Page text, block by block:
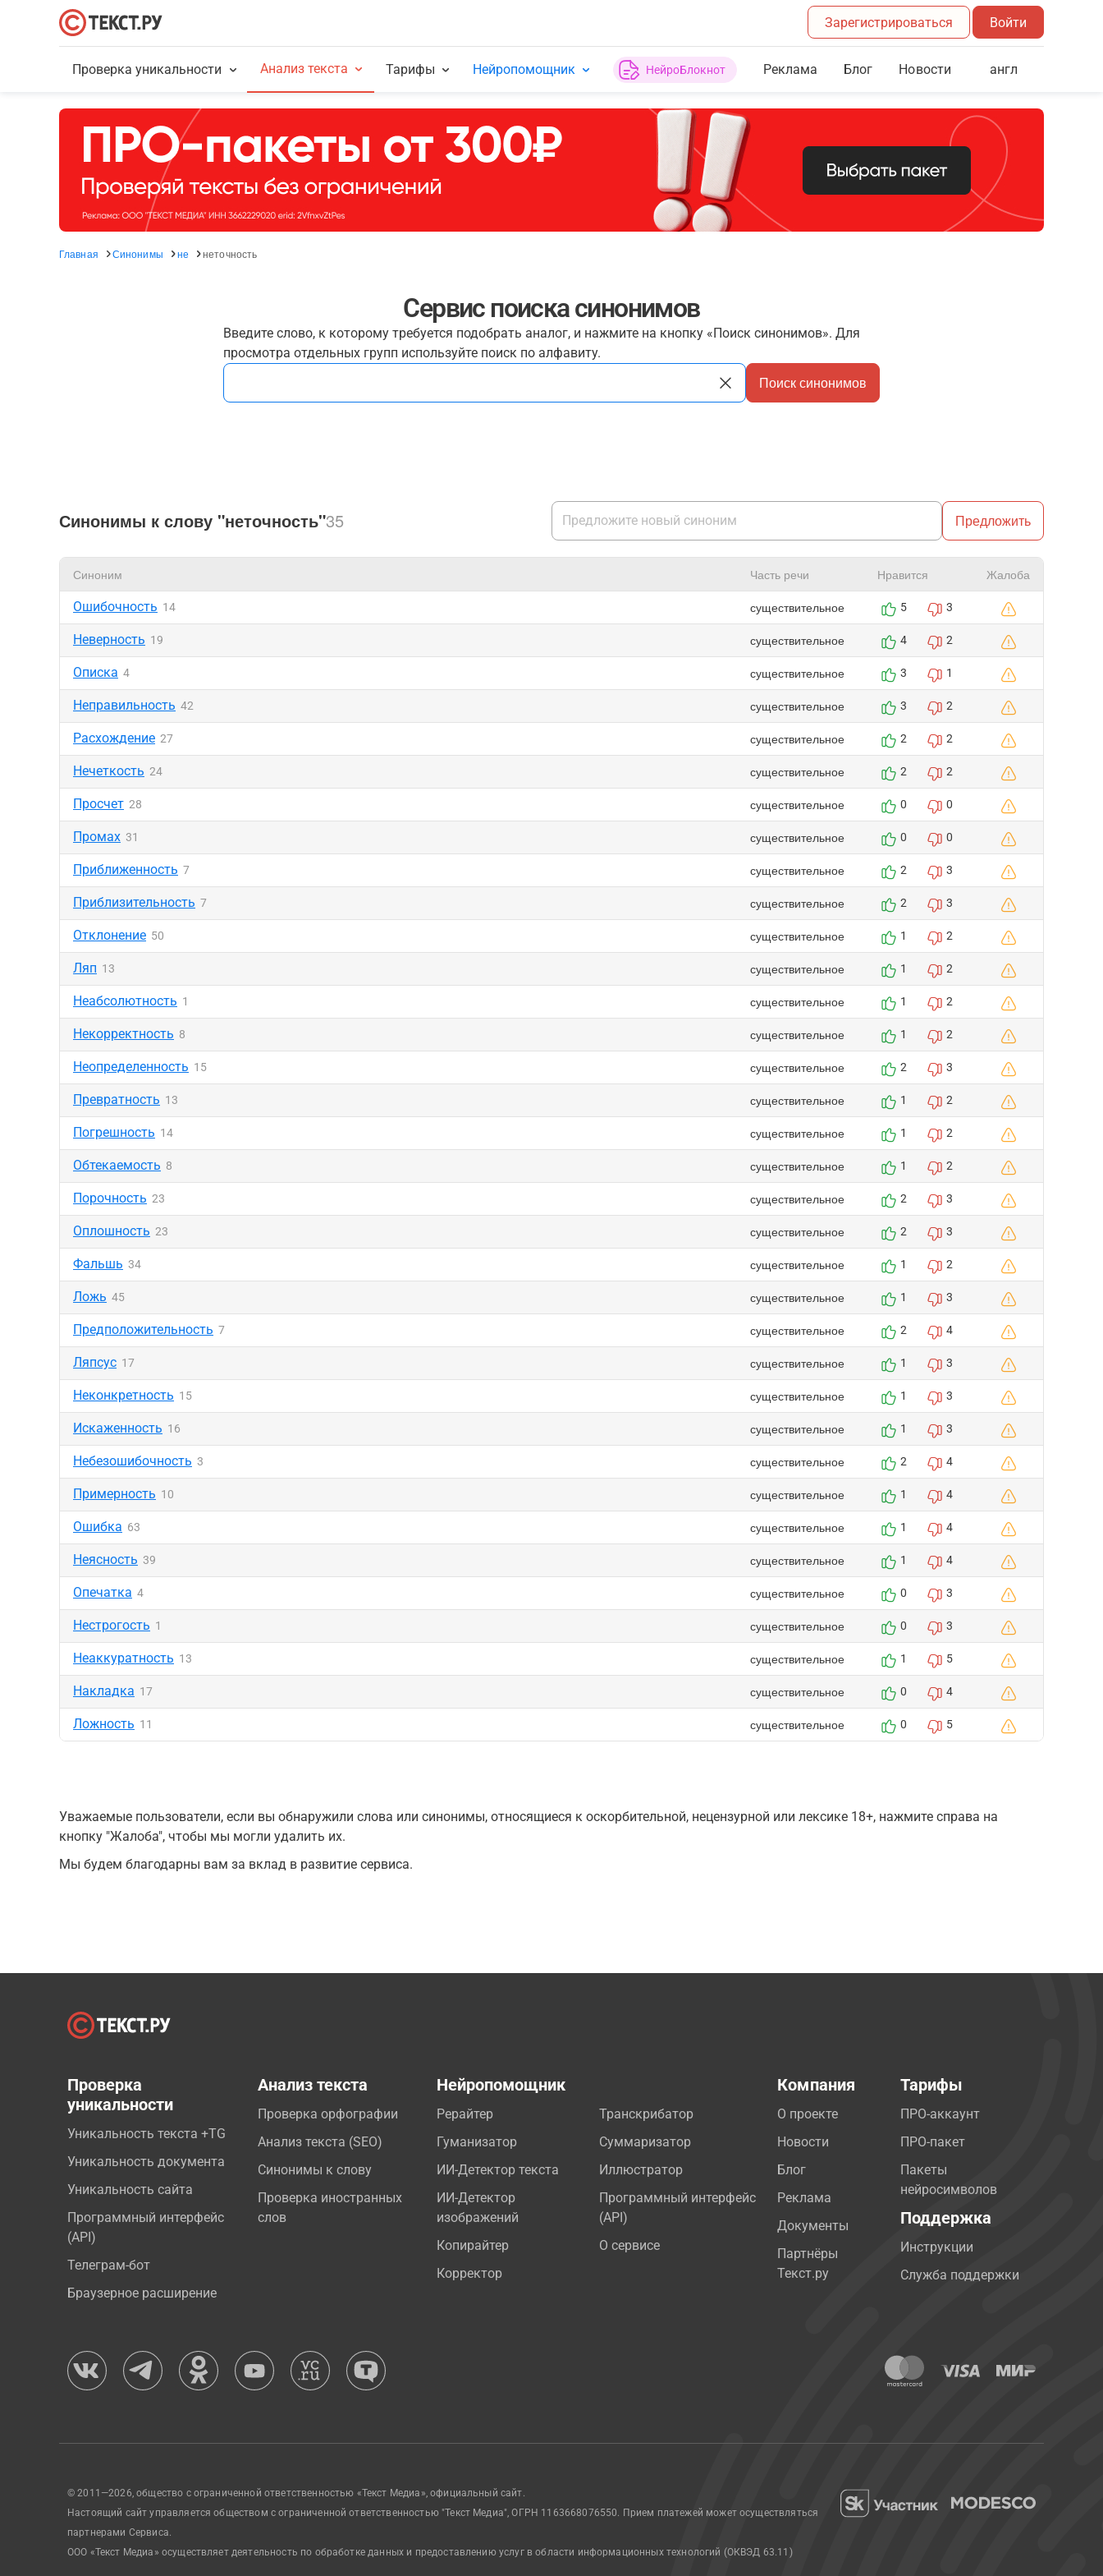
Зарегистрироваться Войти
Проверка уникальности Анализ текста Тарифы Нейропомощник НейроБлокнот Реклама Блог Новости англ
Главная Синонимы не неточность
Сервис поиска синонимов
Введите слово, к которому требуется подобрать аналог, и нажмите на кнопку «Поиск синонимов». Для
просмотра отдельных групп используйте поиск по алфавиту.
Поиск синонимов
Синонимы к слову "неточность"35 Предложить
Синоним Часть речи Нравится Жалоба
Ошибочность 14 существительное 5 3
Неверность 19 существительное 4 2
Описка 4 существительное 3 1
Неправильность 42 существительное 3 2
Расхождение 27 существительное 2 2
Нечеткость 24 существительное 2 2
Просчет 28 существительное 0 0
Промах 31 существительное 0 0
Приближенность 7 существительное 2 3
Приблизительность 7 существительное 2 3
Отклонение 50 существительное 1 2
Ляп 13 существительное 1 2
Неабсолютность 1 существительное 1 2
Некорректность 8 существительное 1 2
Неопределенность 15 существительное 2 3
Превратность 13 существительное 1 2
Погрешность 14 существительное 1 2
Обтекаемость 8 существительное 1 2
Порочность 23 существительное 2 3
Оплошность 23 существительное 2 3
Фальшь 34 существительное 1 2
Ложь 45 существительное 1 3
Предположительность 7 существительное 2 4
Ляпсус 17 существительное 1 3
Неконкретность 15 существительное 1 3
Искаженность 16 существительное 1 3
Небезошибочность 3 существительное 2 4
Примерность 10 существительное 1 4
Ошибка 63 существительное 1 4
Неясность 39 существительное 1 4
Опечатка 4 существительное 0 3
Нестрогость 1 существительное 0 3
Неаккуратность 13 существительное 1 5
Накладка 17 существительное 0 4
Ложность 11 существительное 0 5
Уважаемые пользователи, если вы обнаружили слова или синонимы, относящиеся к оскорбительной, нецензурной или лексике 18+, нажмите справа на
кнопку "Жалоба", чтобы мы могли удалить их.
Мы будем благодарны вам за вклад в развитие сервиса.
Проверка
уникальности
Уникальность текста +TG
Уникальность документа
Уникальность сайта
Программный интерфейс
(API)
Телеграм-бот
Браузерное расширение
Анализ текста
Проверка орфографии
Анализ текста (SEO)
Синонимы к слову
Проверка иностранных
слов
Нейропомощник
Рерайтер
Гуманизатор
ИИ-Детектор текста
ИИ-Детектор
изображений
Копирайтер
Корректор
Транскрибатор
Суммаризатор
Иллюстратор
Программный интерфейс
(API)
О сервисе
Компания
О проекте
Новости
Блог
Реклама
Документы
Партнёры
Текст.ру
Тарифы
ПРО-аккаунт
ПРО-пакет
Пакеты
нейросимволов
Поддержка
Инструкции
Служба поддержки
© 2011—2026, общество с ограниченной ответственностью «Текст Медиа», официальный сайт.
Настоящий сайт управляется обществом с ограниченной ответственностью "Текст Медиа", ОГРН 1163668076550. Прием платежей может осуществляться
партнерами Сервиса.
ООО «Текст Медиа» осуществляет деятельность по обработке данных и предоставлению услуг в области информационных технологий (ОКВЭД 63.11)